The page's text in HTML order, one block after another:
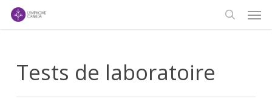
Skip
Tests de laboratoire